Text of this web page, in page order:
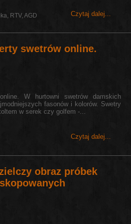
Czytaj dalej...
RTV, AGD
swetrów online.
W hurtowni swetrów damskich
fasonów i kolorów. Swetry
w serek czy golfem -...
Czytaj dalej...